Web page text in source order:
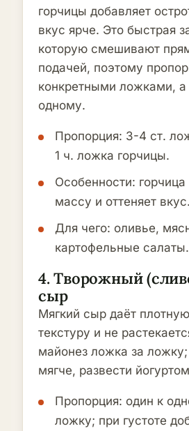
горчицы добавляет
вкус ярче. Это быстрая
которую смешивают
подачей, поэтому
конкретными ложками, а
одному.
Пропорция: 3-4 ст.
1 ч. ложка горчицы.
Особенности: горчица
массу и оттеняет вкус.
Для чего: оливье,
картофельные салаты.
4. Творожный
сыр
Мягкий сыр даёт
текстуру и не
майонез ложка за
мягче, развести
Пропорция: один к
ложку; при густоте